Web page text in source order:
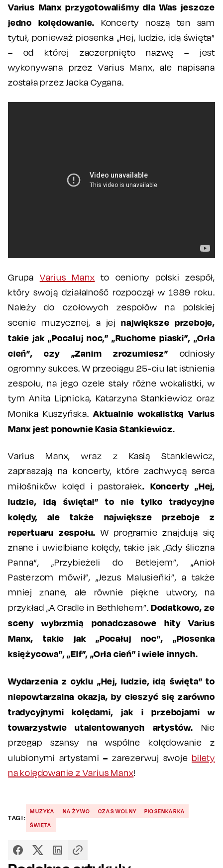
Varius Manx przygotowaliśmy dla Was jeszcze
jedno kolędowanie. Koncerty noszą ten sam
tytuł, ponieważ piosenka „Hej, ludzie, idą święta”
– od której zaczerpnięto nazwę – jest
wykonywana przez Varius Manx, ale napisana
została przez Jacka Cygana.
GrupaVarius Manx to ceniony polski zespół,
który swoją działalność rozpoczął w 1989 roku.
Należy do czołowych zespołów na polskiej
scenie muzycznej, a jejnajwiększe przeboje,
takie jak „Pocałuj noc,” „Ruchome piaski”, „Orła
cień”, czy „Zanim zrozumiesz”odniosły
ogromny sukces. W przeciągu 25-ciu lat istnienia
zespołu, na jego czele stały różne wokalistki, w
tym Anita Lipnicka, Katarzyna Stankiewicz oraz
Monika Kuszyńska. Aktualnie wokalistką Varius
Manx jest ponownie Kasia Stankiewicz.
Varius Manx, wraz z Kasią Stankiewicz,
zapraszają na koncerty, które zachwycą serca
miłośników kolęd i pastorałek. Koncerty „Hej,
ludzie, idą święta!” to nie tylko tradycyjne
kolędy, ale także największe przeboje z
repertuaru zespołu. W programie znajdują się
znane i uwielbiane kolędy, takie jak „Gdy śliczna
Panna”, „Przybieżeli do Betlejem”, „Anioł
Pasterzom mówił”, „Jezus Malusieńki”, a także
mniej znane, ale równie piękne utwory, na
przykład „A Cradle in Bethlehem”. Dodatkowo, ze
sceny wybrzmią ponadczasowe hity Varius
Manx, takie jak „Pocałuj noc”, „Piosenka
księżycowa”, „Elf”, „Orła cień” i wiele innych.
Wydarzenia z cyklu „Hej, ludzie, idą święta” to
niepowtarzalna okazja, by cieszyć się zarówno
tradycyjnymi kolędami, jak i przebojami w
towarzystwie utalentowanych artystów. Nie
przegap szansy na wspólne kolędowanie z
ulubionymi artystami– zarezerwuj swoje bilety
na kolędowanie z Varius Manx!
TAGI:
MUZYKA NA ŻYWO CZAS WOLNY
PIOSENKARKA
ŚWIĘTA